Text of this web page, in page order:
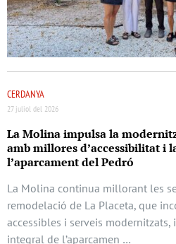
CERDANYA
27 juliol del 2026
La Molina impulsa la
amb millores d’accessibilitat i
l’aparcament del Pedró
La Molina continua millorant les
remodelació de La Placeta, que
accessibles i serveis
integral de l’aparcamen …